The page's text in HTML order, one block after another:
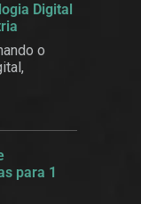
Digital
o
para 1